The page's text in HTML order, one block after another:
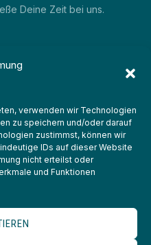
verwenden wir Technologien
zu speichern und/oder darauf
zustimmst, können wir
IDs auf dieser Website
nicht erteilst oder
und Funktionen
Deine Zeit bei uns.